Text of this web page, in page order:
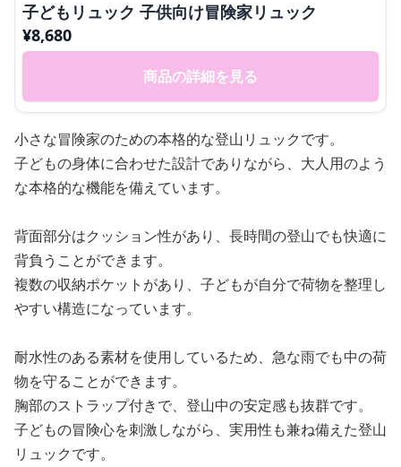
子どもリュック 子供向け冒険家リュック
¥8,680
商品の詳細を見る
小さな冒険家のための本格的な登山リュックです。
子どもの身体に合わせた設計でありながら、大人用のよう
な本格的な機能を備えています。
背面部分はクッション性があり、長時間の登山でも快適に
背負うことができます。
複数の収納ポケットがあり、子どもが自分で荷物を整理し
やすい構造になっています。
耐水性のある素材を使用しているため、急な雨でも中の荷
物を守ることができます。
胸部のストラップ付きで、登山中の安定感も抜群です。
子どもの冒険心を刺激しながら、実用性も兼ね備えた登山
リュックです。